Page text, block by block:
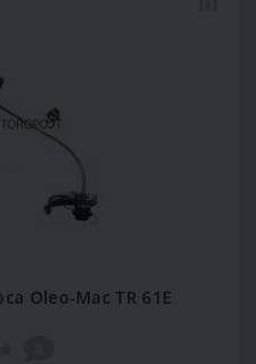
Oleo-Mac TR 61Е